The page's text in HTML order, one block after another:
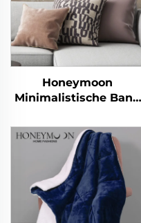
Honeymoon
Minimalistische Bank
Velours Comfort